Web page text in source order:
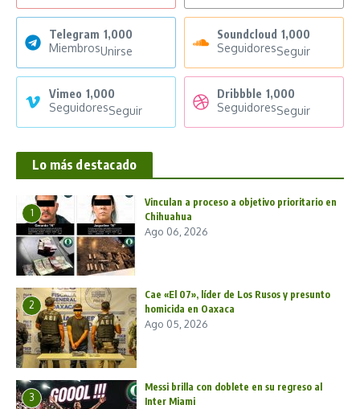
Telegram 1,000
MiembrosUnirse
Soundcloud 1,000
SeguidoresSeguir
Vimeo 1,000
SeguidoresSeguir
Dribbble 1,000
SeguidoresSeguir
Lo más destacado
1
Vinculan a proceso a objetivo prioritario en
Chihuahua
Ago 06, 2026
2
Cae «El 07», líder de Los Rusos y presunto
homicida en Oaxaca
Ago 05, 2026
3
Messi brilla con doblete en su regreso al
Inter Miami